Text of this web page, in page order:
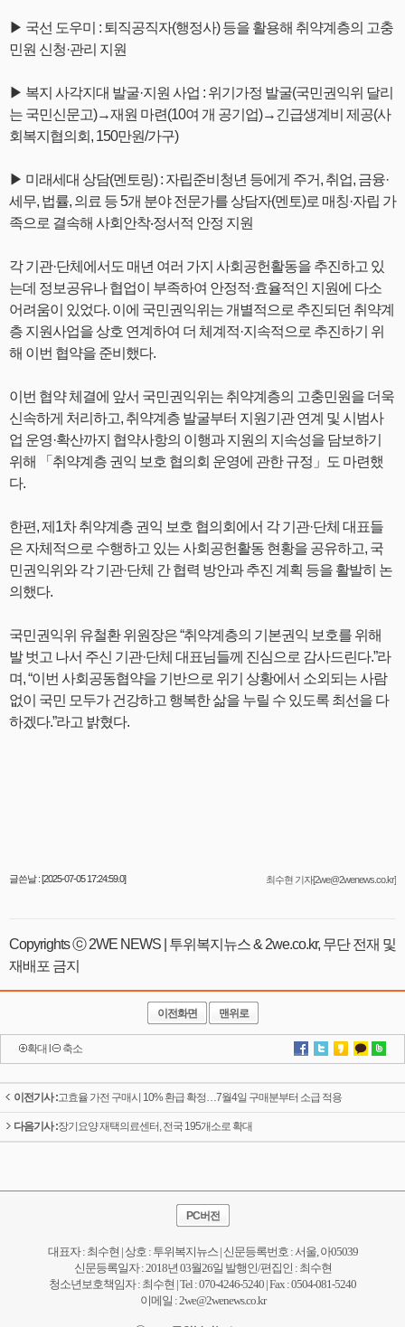
▶ 국선 도우미 : 퇴직공직자(행정사) 등을 활용해 취약계층의 고충
민원 신청·관리 지원
▶ 복지 사각지대 발굴·지원 사업 : 위기가정 발굴(국민권익위 달리
는 국민신문고)→재원 마련(10여 개 공기업)→긴급생계비 제공(사
회복지협의회, 150만원/가구)
▶ 미래세대 상담(멘토링) : 자립준비청년 등에게 주거, 취업, 금융·
세무, 법률, 의료 등 5개 분야 전문가를 상담자(멘토)로 매칭·자립 가
족으로 결속해 사회안착‧정서적 안정 지원
각 기관·단체에서도 매년 여러 가지 사회공헌활동을 추진하고 있
는데 정보공유나 협업이 부족하여 안정적·효율적인 지원에 다소
어려움이 있었다. 이에 국민권익위는 개별적으로 추진되던 취약계
층 지원사업을 상호 연계하여 더 체계적·지속적으로 추진하기 위
해 이번 협약을 준비했다.
이번 협약 체결에 앞서 국민권익위는 취약계층의 고충민원을 더욱
신속하게 처리하고, 취약계층 발굴부터 지원기관 연계 및 시범사
업 운영·확산까지 협약사항의 이행과 지원의 지속성을 담보하기
위해 「취약계층 권익 보호 협의회 운영에 관한 규정」도 마련했
다.
한편, 제1차 취약계층 권익 보호 협의회에서 각 기관·단체 대표들
은 자체적으로 수행하고 있는 사회공헌활동 현황을 공유하고, 국
민권익위와 각 기관·단체 간 협력 방안과 추진 계획 등을 활발히 논
의했다.
국민권익위 유철환 위원장은 “취약계층의 기본권익 보호를 위해
발 벗고 나서 주신 기관·단체 대표님들께 진심으로 감사드린다.”라
며, “이번 사회공동협약을 기반으로 위기 상황에서 소외되는 사람
없이 국민 모두가 건강하고 행복한 삶을 누릴 수 있도록 최선을 다
하겠다.”라고 밝혔다.
글쓴날 : [2025-07-05 17:24:59.0] 최수현 기자[2we@2wenews.co.kr]
Copyrights ⓒ 2WE NEWS | 투위복지뉴스 & 2we.co.kr, 무단 전재 및
재배포 금지
이전화면 맨위로
확대 축소
이전기사 :고효율 가전 구매시 10% 환급 확정…7월4일 구매분부터 소급 적용
다음기사 :장기요양 재택의료센터, 전국 195개소로 확대
PC버전
대표자 : 최수현 | 상호 : 투위복지뉴스 | 신문등록번호 : 서울, 아05039
신문등록일자 : 2018년 03월26일 발행인/편집인 : 최수현
청소년보호책임자 : 최수현 | Tel : 070-4246-5240 | Fax : 0504-081-5240
이메일 : 2we@2wenews.co.kr